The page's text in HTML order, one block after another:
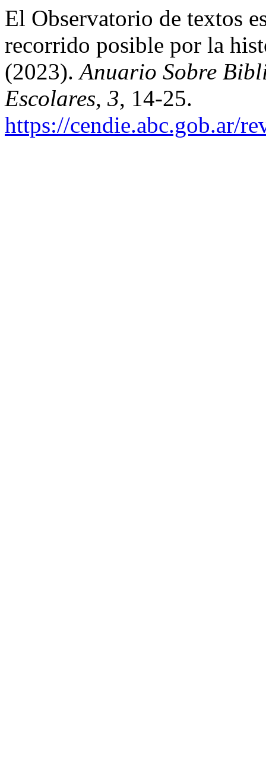
El Observatorio de textos
recorrido posible por la
(2023).Anuario Sobre
Escolares, 3, 14-25.
https://cendie.abc.gob.ar/